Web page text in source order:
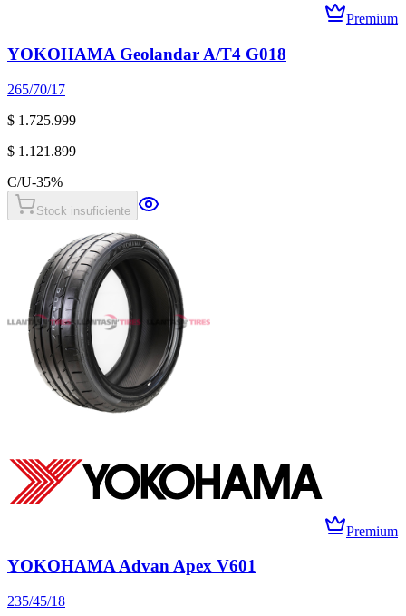
Premium
YOKOHAMA Geolandar A/T4 G018
265/70/17
$ 1.725.999
$ 1.121.899
C/U-35%
Stock insuficiente
Premium
YOKOHAMA Advan Apex V601
235/45/18